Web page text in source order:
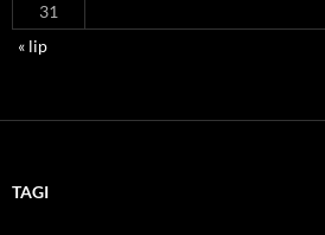
31
« lip
TAGI